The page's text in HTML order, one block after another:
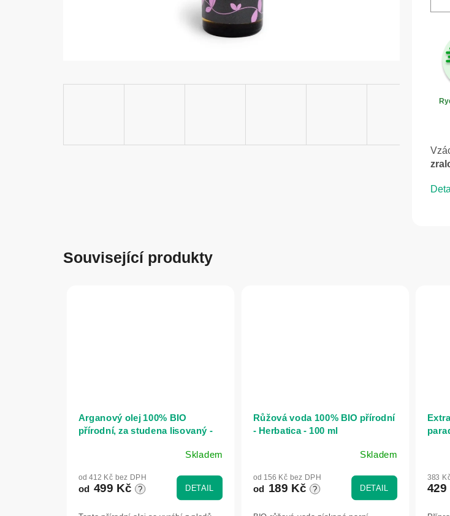
Související produkty
Arganový olej 100% BIO
přírodní, za studena lisovaný -
produktu
je
Skladem
od 412 Kč bez DPH
od 499 Kč ? DETAIL
Růžová voda 100% BIO přírodní
- Herbatica - 100 ml
Skladem
od 156 Kč bez DPH
od 189 Kč ? DETAIL
je
383